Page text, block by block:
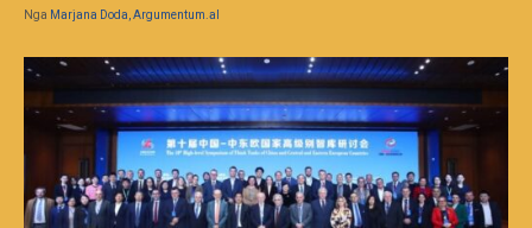
Nga Marjana Doda, Argumentum.al